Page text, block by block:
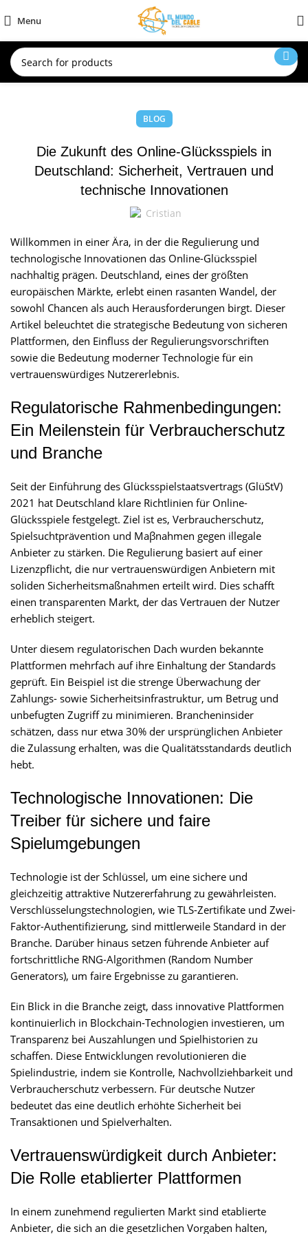
Menu
BLOG
Die Zukunft des Online-Glücksspiels in
Deutschland: Sicherheit, Vertrauen und
technische Innovationen
Cristian
Willkommen in einer Ära, in der die Regulierung und
technologische Innovationen das Online-Glücksspiel
nachhaltig prägen. Deutschland, eines der größten
europäischen Märkte, erlebt einen rasanten Wandel, der
sowohl Chancen als auch Herausforderungen birgt. Dieser
Artikel beleuchtet die strategische Bedeutung von sicheren
Plattformen, den Einfluss der Regulierungsvorschriften
sowie die Bedeutung moderner Technologie für ein
vertrauenswürdiges Nutzererlebnis.
Regulatorische Rahmenbedingungen:
Ein Meilenstein für Verbraucherschutz
und Branche
Seit der Einführung des Glücksspielstaatsvertrags (GlüStV)
2021 hat Deutschland klare Richtlinien für Online-
Glücksspiele festgelegt. Ziel ist es, Verbraucherschutz,
Spielsuchtprävention und Maβnahmen gegen illegale
Anbieter zu stärken. Die Regulierung basiert auf einer
Lizenzpflicht, die nur vertrauenswürdigen Anbietern mit
soliden Sicherheitsmaßnahmen erteilt wird. Dies schafft
einen transparenten Markt, der das Vertrauen der Nutzer
erheblich steigert.
Unter diesem regulatorischen Dach wurden bekannte
Plattformen mehrfach auf ihre Einhaltung der Standards
geprüft. Ein Beispiel ist die strenge Überwachung der
Zahlungs- sowie Sicherheitsinfrastruktur, um Betrug und
unbefugten Zugriff zu minimieren. Brancheninsider
schätzen, dass nur etwa 30% der ursprünglichen Anbieter
die Zulassung erhalten, was die Qualitätsstandards deutlich
hebt.
Technologische Innovationen: Die
Treiber für sichere und faire
Spielumgebungen
Technologie ist der Schlüssel, um eine sichere und
gleichzeitig attraktive Nutzererfahrung zu gewährleisten.
Verschlüsselungstechnologien, wie TLS-Zertifikate und Zwei-
Faktor-Authentifizierung, sind mittlerweile Standard in der
Branche. Darüber hinaus setzen führende Anbieter auf
fortschrittliche RNG-Algorithmen (Random Number
Generators), um faire Ergebnisse zu garantieren.
Ein Blick in die Branche zeigt, dass innovative Plattformen
kontinuierlich in Blockchain-Technologien investieren, um
Transparenz bei Auszahlungen und Spielhistorien zu
schaffen. Diese Entwicklungen revolutionieren die
Spielindustrie, indem sie Kontrolle, Nachvollziehbarkeit und
Verbraucherschutz verbessern. Für deutsche Nutzer
bedeutet das eine deutlich erhöhte Sicherheit bei
Transaktionen und Spielverhalten.
Vertrauenswürdigkeit durch Anbieter:
Die Rolle etablierter Plattformen
In einem zunehmend regulierten Markt sind etablierte
Anbieter, die sich an die gesetzlichen Vorgaben halten,